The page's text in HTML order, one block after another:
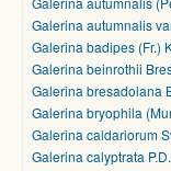
Galerina autumnalis
Galerina badipes (Fr.)
Galerina beinrothii
Galerina bresadolana
Galerina bryophila
Galerina caldariorum
Galerina calyptrata